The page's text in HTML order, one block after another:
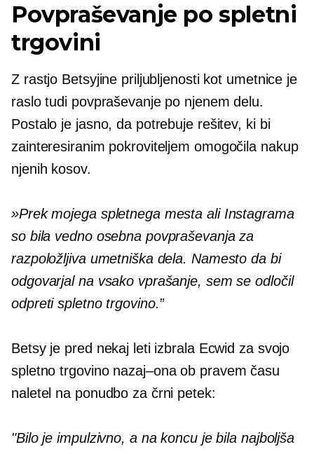
Povpraševanje po spletni
trgovini
Z rastjo Betsyjine priljubljenosti kot umetnice je
raslo tudi povpraševanje po njenem delu.
Postalo je jasno, da potrebuje rešitev, ki bi
zainteresiranim pokroviteljem omogočila nakup
njenih kosov.
»Prek mojega spletnega mesta ali Instagrama
so bila vedno osebna povpraševanja za
razpoložljiva umetniška dela. Namesto da bi
odgovarjal na vsako vprašanje, sem se odločil
odpreti spletno trgovino.”
Betsy je pred nekaj leti izbrala Ecwid za svojo
spletno trgovino nazaj–onaob pravem času
naletel na ponudbo za črni petek:
"Bilo je impulzivno, a na koncu je bila najboljša